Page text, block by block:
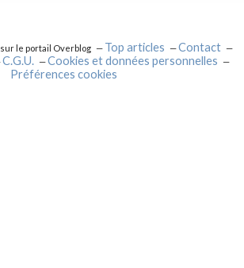
sur le portail Overblog Top articles
Contact
C.G.U.
Cookies et données personnelles
Préférences cookies